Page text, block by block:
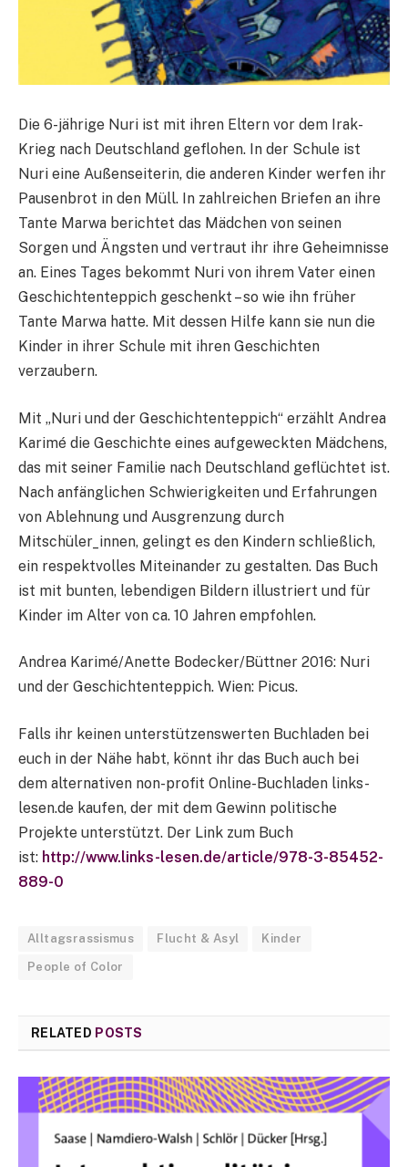
Die 6-jährige Nuri ist mit ihren Eltern vor dem Irak-
Krieg nach Deutschland geflohen. In der Schule ist
Nuri eine Außenseiterin, die anderen Kinder werfen ihr
Pausenbrot in den Müll. In zahlreichen Briefen an ihre
Tante Marwa berichtet das Mädchen von seinen
Sorgen und Ängsten und vertraut ihr ihre Geheimnisse
an. Eines Tages bekommt Nuri von ihrem Vater einen
Geschichtenteppich geschenkt – so wie ihn früher
Tante Marwa hatte. Mit dessen Hilfe kann sie nun die
Kinder in ihrer Schule mit ihren Geschichten
verzaubern.
Mit „Nuri und der Geschichtenteppich“ erzählt Andrea
Karimé die Geschichte eines aufgeweckten Mädchens,
das mit seiner Familie nach Deutschland geflüchtet ist.
Nach anfänglichen Schwierigkeiten und Erfahrungen
von Ablehnung und Ausgrenzung durch
Mitschüler_innen, gelingt es den Kindern schließlich,
ein respektvolles Miteinander zu gestalten. Das Buch
ist mit bunten, lebendigen Bildern illustriert und für
Kinder im Alter von ca. 10 Jahren empfohlen.
Andrea Karimé/Anette Bodecker/Büttner 2016: Nuri
und der Geschichtenteppich. Wien: Picus.
Falls ihr keinen unterstützenswerten Buchladen bei
euch in der Nähe habt, könnt ihr das Buch auch bei
dem alternativen non-profit Online-Buchladen links-
lesen.de kaufen, der mit dem Gewinn politische
Projekte unterstützt. Der Link zum Buch
ist: http://www.links-lesen.de/article/978-3-85452-
889-0
Alltagsrassismus Flucht & Asyl Kinder
People of Color
RELATED POSTS